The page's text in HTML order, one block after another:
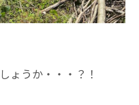
ょうか・・・？！